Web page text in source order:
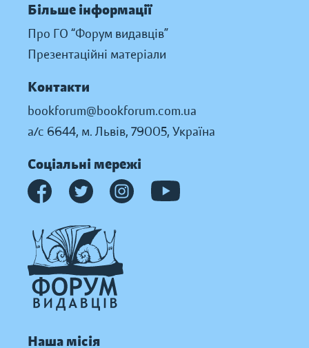
Більше інформації
Про ГО “Форум видавців”
Презентаційні матеріали
Контакти
bookforum@bookforum.com.ua
а/с 6644, м. Львів, 79005, Україна
Соціальні мережі
Наша місія